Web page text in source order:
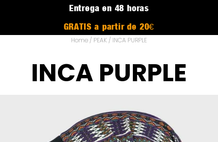
Entrega en 48 horas
GRATIS a partir de 20€
Home / PEAK / INCA PURPLE
INCA PURPLE